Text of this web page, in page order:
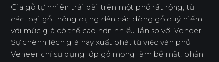
Giá gỗ tự nhiên trải dài trên một phổ rất rộng, từ
các loại gỗ thông dụng đến các dòng gỗ quý hiếm,
với mức giá có thể cao hơn nhiều lần so với Veneer.
Sự chênh lệch giá này xuất phát từ việc ván phủ
Veneer chỉ sử dụng lớp gỗ mỏng làm bề mặt, phần